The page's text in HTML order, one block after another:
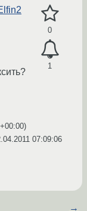
0
1
)
07:09:06
→